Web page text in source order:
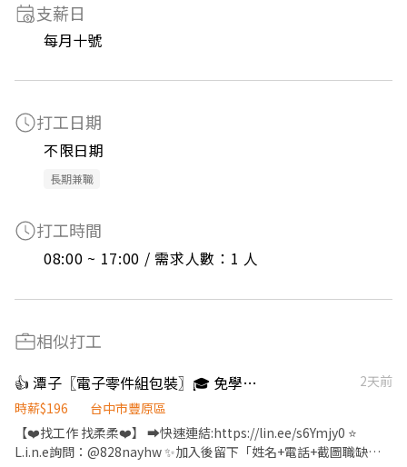
支薪日
每月十號
打工日期
不限日期
長期兼職
打工時間
08:00 ~ 17:00 / 需求人數：1 人
相似打工
👍 潭子〖電子零件組包裝〗🎓 免學歷 🙌 工作簡單好上手【Z】吉
2天前
時薪$196
台中市豐原區
【❤️找工作 找柔柔❤️】 ➡️快速連結:https://lin.ee/s6Ymjy0 ⭐️
L.i.n.e詢問：@828nayhw ✨加入後留下「姓名+電話+截圖職缺